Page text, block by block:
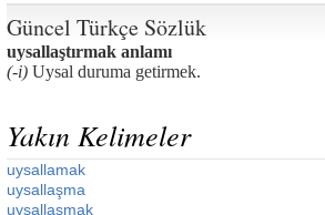
Güncel Türkçe Sözlük
uysallaştırmak anlamı
(-i) Uysal duruma getirmek.
Yakın Kelimeler
uysallamak
uysallaşma
uysallaşmak